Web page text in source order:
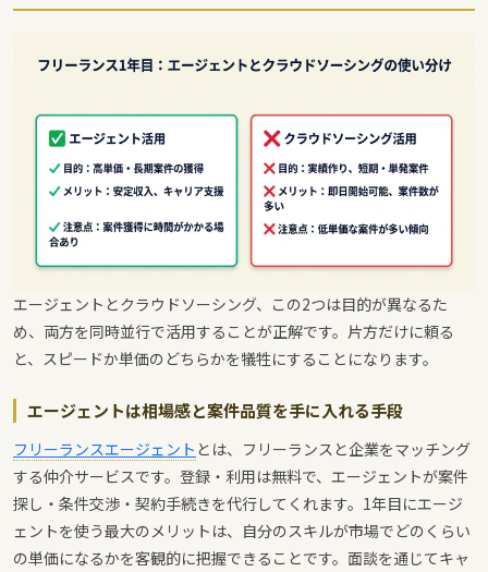
エージェントとクラウドソーシング、この2つは目的が異なるた
め、両方を同時並行で活用することが正解です。片方だけに頼る
と、スピードか単価のどちらかを犠牲にすることになります。
エージェントは相場感と案件品質を手に入れる手段
フリーランスエージェント とは、フリーランスと企業をマッチング
する仲介サービスです。登録・利用は無料で、エージェントが案件
探し・条件交渉・契約手続きを代行してくれます。1年目にエージ
ェントを使う最大のメリットは、自分のスキルが市場でどのくらい
の単価になるかを客観的に把握できることです。面談を通じてキャ